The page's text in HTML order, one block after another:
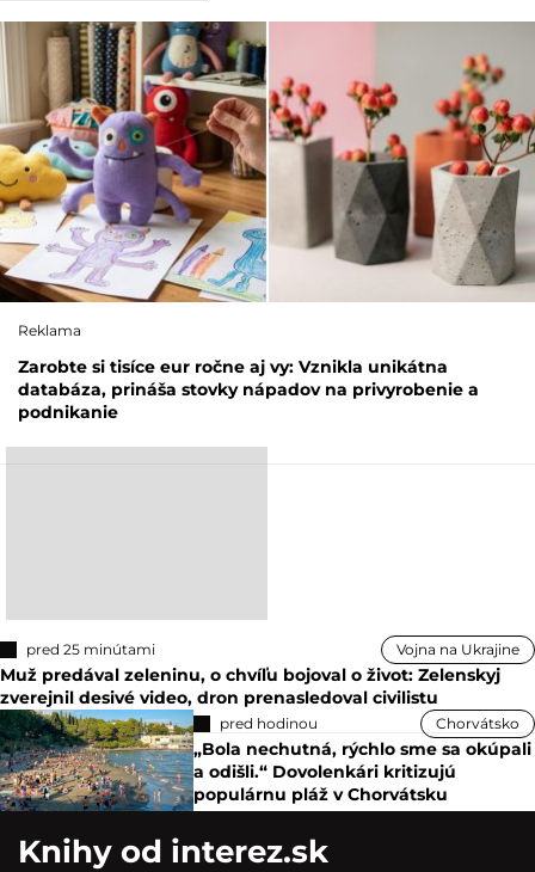
Reklama
Zarobte si tisíce eur ročne aj vy: Vznikla unikátna
databáza, prináša stovky nápadov na privyrobenie a
podnikanie
pred 25 minútami Vojna na Ukrajine
Muž predával zeleninu, o chvíľu bojoval o život: Zelenskyj
zverejnil desivé video, dron prenasledoval civilistu
pred hodinou Chorvátsko
„Bola nechutná, rýchlo sme sa okúpali
a odišli.“ Dovolenkári kritizujú
populárnu pláž v Chorvátsku
Knihy od interez.sk